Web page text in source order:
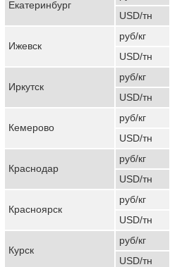
Екатеринбург
USD/тн
Ижевск
руб/кг
USD/тн
Иркутск
руб/кг
USD/тн
Кемерово
руб/кг
USD/тн
Краснодар
руб/кг
USD/тн
Красноярск
руб/кг
USD/тн
Курск
руб/кг
USD/тн